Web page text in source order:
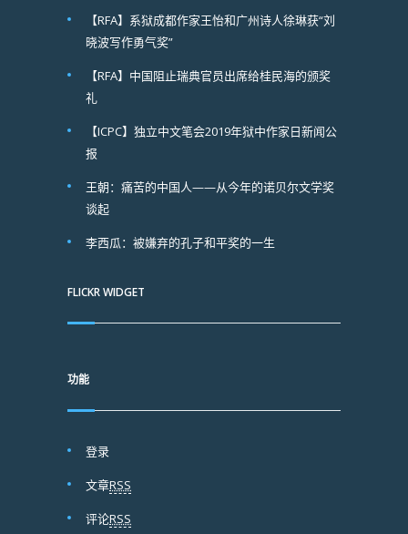
【RFA】系狱成都作家王怡和广州诗人徐琳获“刘
晓波写作勇气奖”
【RFA】中国阻止瑞典官员出席给桂民海的颁奖
礼
【ICPC】独立中文笔会2019年狱中作家日新闻公
报
王朝：痛苦的中国人——从今年的诺贝尔文学奖
谈起
李西瓜：被嫌弃的孔子和平奖的一生
FLICKR WIDGET
功能
登录
文章RSS
评论RSS